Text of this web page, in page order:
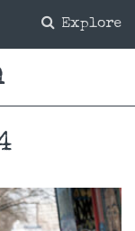
Explore